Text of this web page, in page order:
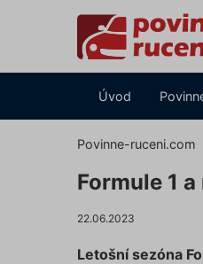
Úvod
Povinne-ruceni.com
Formule 1
22.06.2023
Letošní sezóna